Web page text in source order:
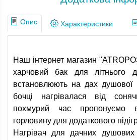
Опис Характеристики
Наш інтернет магазин
харчовий бак для літнього
встановлюють на дах
бочці нагрівалася від
похмурий час пропонуємо
горловину для додаткового
Нагрівач для дачних